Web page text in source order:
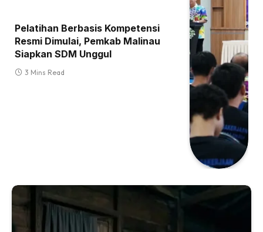
Pelatihan Berbasis Kompetensi
Resmi Dimulai, Pemkab Malinau
Siapkan SDM Unggul
3 Mins Read